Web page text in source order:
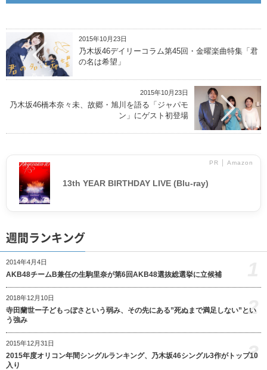
2015年10月23日
乃木坂46デイリーコラム第45回・金曜楽曲特集「君
の名は希望」
2015年10月23日
乃木坂46橋本奈々未、故郷・旭川を語る「ジャパモ
ン」にゲスト初登場
PR │ Amazon
13th YEAR BIRTHDAY LIVE (Blu-ray)
週間ランキング
2014年4月4日
AKB48チームB兼任の生駒里奈が第6回AKB48選抜総選挙に立候補
2018年12月10日
寺田蘭世ー子どもっぽさという弱み、その先にある”死ぬまで満足しない”とい
う強み
2
2015年12月31日
2015年度オリコン年間シングルランキング、乃木坂46シングル3作がトップ10
入り
3